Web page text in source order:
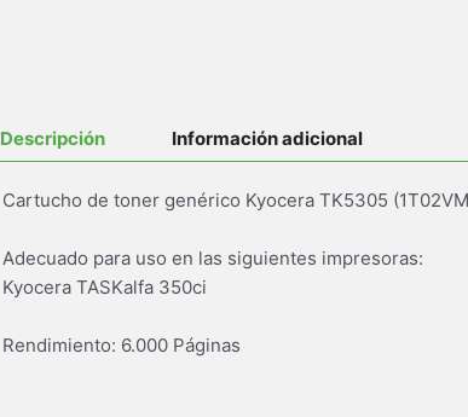
Descripción Información adicional
Cartucho de toner genérico Kyocera TK5305
Adecuado para uso en las siguientes impresoras:
Kyocera TASKalfa 350ci
Rendimiento: 6.000 Páginas